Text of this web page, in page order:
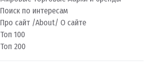
Поиск по интересам
Про сайт /About/ О сайте
Топ 100
Топ 200